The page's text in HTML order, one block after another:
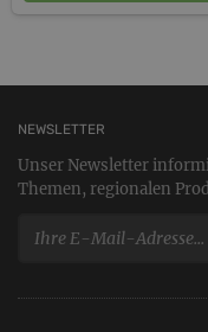
NEWSLETTER
Unser Newsletter
Themen, regionalen